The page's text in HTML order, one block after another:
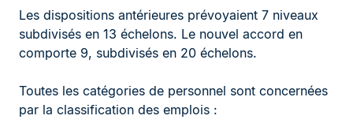
Les dispositions antérieures prévoyaient 7 niveaux
subdivisés en 13 échelons. Le nouvel accord en
comporte 9, subdivisés en 20 échelons.
Toutes les catégories de personnel sont concernées
par la classification des emplois :